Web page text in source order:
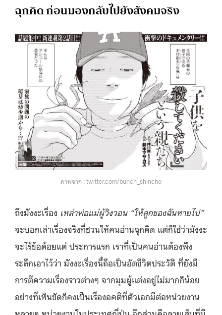
ฉุกคิด ก่อนมองกลับไปยังสังคมจริง
ภาพจาก : twitter.com/bunch_shincho
ถึงมังงะเรื่อง เหล่าพ่อแม่ผู้วิงวอน “ให้ลูกของฉันหายไป”
จะบอกเล่าเรื่องจริงที่ชวนให้คนอ่านฉุกคิด แต่ก็ใช่ว่ามังงะ
จะไร้ข้อด้อยแต่ ประการแรก เราที่เป็นคนอ่านต้องพึง
ระลึกเอาไว้ว่า มังงะเรื่องนี้ถือเป็นอัตชีวิตประวัติ ที่ยังมี
การตีความเรื่องราวต่างๆ จากมุมผู้แต่งอยู่ไม่มากก็น้อย
อย่างที่เห็นชัดก็คงเป็นเรื่องอคติที่ตัวเอกมีต่อหน่วยงาน